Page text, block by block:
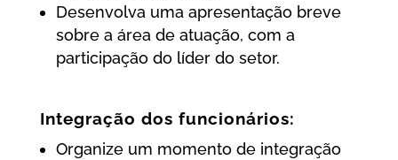
Desenvolva uma apresentação breve
sobre a área de atuação, com a
participação do líder do setor.
Integração dos funcionários:
Organize um momento de integração